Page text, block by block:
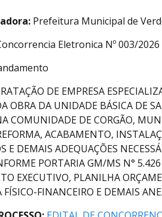
Prefeitura Municipal de
Eletronica Nº 003/2026
DE EMPRESA
OBRA DA UNIDADE BÁSICA DE
COMUNIDADE DE CORGÃO,
ACABAMENTO,
E DEMAIS ADEQUAÇÕES
PORTARIA GM/MS N°
EXECUTIVO, PLANILHA
FINANCEIRO E DEMAIS